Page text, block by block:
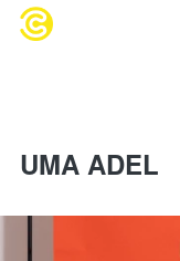
UMA ADEL